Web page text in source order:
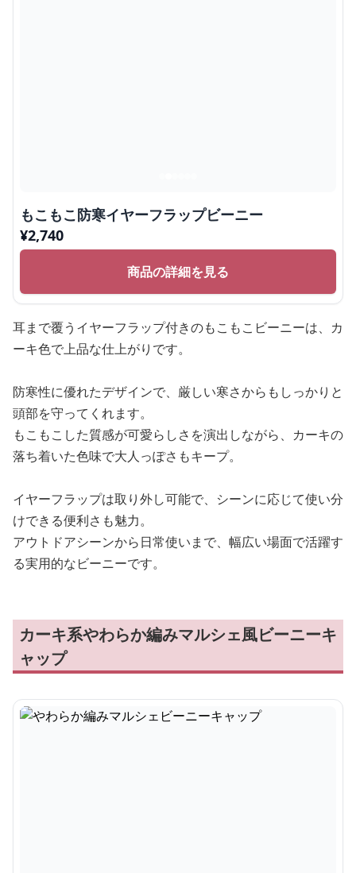
もこもこ防寒イヤーフラップビーニー
¥2,740
商品の詳細を見る
耳まで覆うイヤーフラップ付きのもこもこビーニーは、カ
ーキ色で上品な仕上がりです。
防寒性に優れたデザインで、厳しい寒さからもしっかりと
頭部を守ってくれます。
もこもこした質感が可愛らしさを演出しながら、カーキの
落ち着いた色味で大人っぽさもキープ。
イヤーフラップは取り外し可能で、シーンに応じて使い分
けできる便利さも魅力。
アウトドアシーンから日常使いまで、幅広い場面で活躍す
る実用的なビーニーです。
カーキ系やわらか編みマルシェ風ビーニーキ
ャップ